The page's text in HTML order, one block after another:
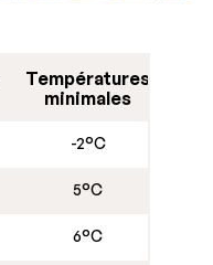
Températures
minimales
-2°C
5°C
6°C